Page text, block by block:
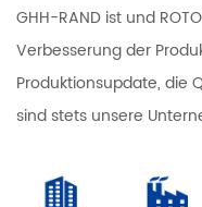
GHH-RAND ist und
Verbesserung der
Produktionsupdate, die
sind stets unsere